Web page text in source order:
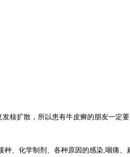
扩散，所以患有牛皮癣的朋友一定
化学制剂、各种原因的感染,咽痛、